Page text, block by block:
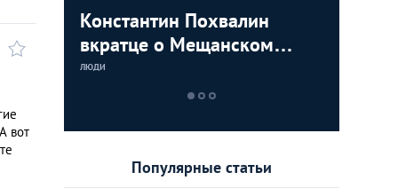
вот
Константин Похвалин
вкратце о Мещанском
районе
ЛЮДИ
Популярные статьи